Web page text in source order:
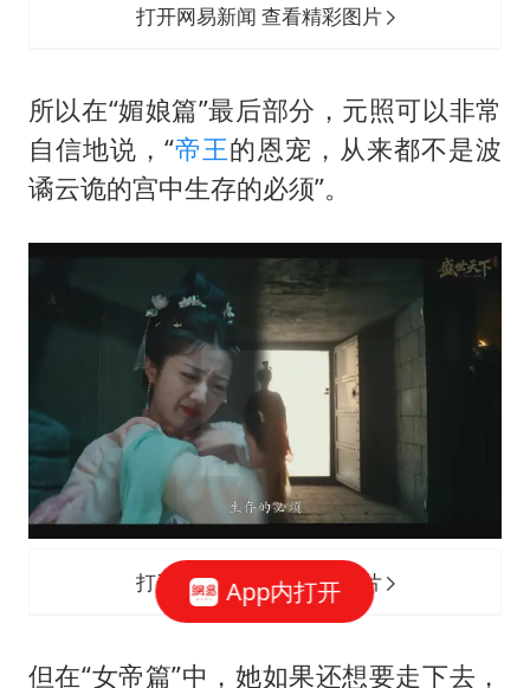
打开网易新闻 查看精彩图片
所以在“媚娘篇”最后部分，元照可以非常
自信地说，“帝王的恩宠，从来都不是波
谲云诡的宫中生存的必须”。
打开网易新闻 查看精彩图片
但在“女帝篇”中，她如果还想要走下去，
App内打开